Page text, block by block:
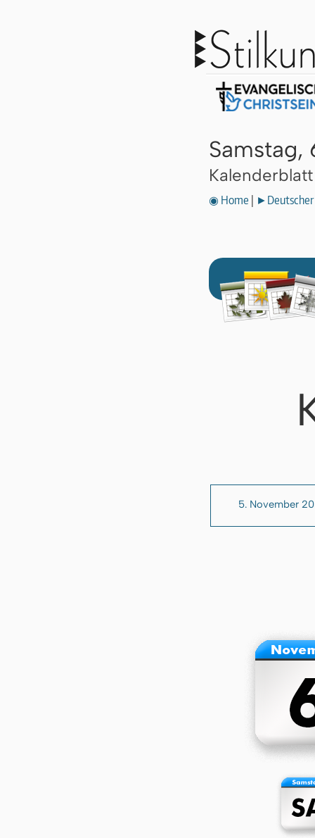
Samstag,
◉ Home ►Deutscher
5. November